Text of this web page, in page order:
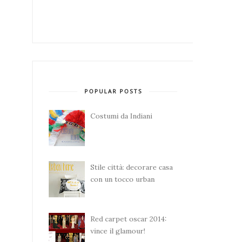
POPULAR POSTS
Costumi da Indiani
Stile città: decorare casa
con un tocco urban
Red carpet oscar 2014:
vince il glamour!